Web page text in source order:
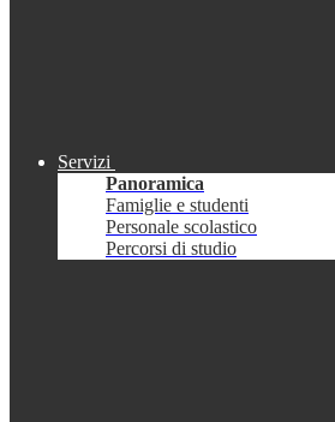
Servizi
Panoramica
Famiglie e studenti
Personale scolastico
Percorsi di studio